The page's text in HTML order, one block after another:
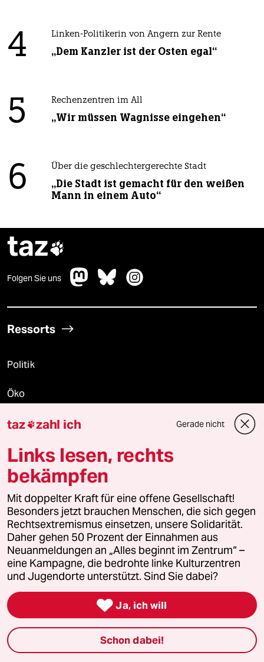
4 Linken-Politikerin von Angern zur Rente
„Dem Kanzler ist der Osten egal“
5 Rechenzentren im All
„Wir müssen Wagnisse eingehen“
6 Über die geschlechtergerechte Stadt
„Die Stadt ist gemacht für den weißen
Mann in einem Auto“
taz
Folgen Sie uns
Ressorts
Politik
Öko
Gesellschaft
Kultur
Sport
Berlin
Nord
Wahrheit
Themen
Bergsteigen
taz zahl ich Gerade nicht
Links lesen, rechts
bekämpfen
Mit doppelter Kraft für eine offene Gesellschaft!
Besonders jetzt brauchen Menschen, die sich gegen
Rechtsextremismus einsetzen, unsere Solidarität.
Daher gehen 50 Prozent der Einnahmen aus
Neuanmeldungen an „Alles beginnt im Zentrum“ –
eine Kampagne, die bedrohte linke Kulturzentren
und Jugendorte unterstützt. Sind Sie dabei?
 Ja, ich will
Schon dabei!